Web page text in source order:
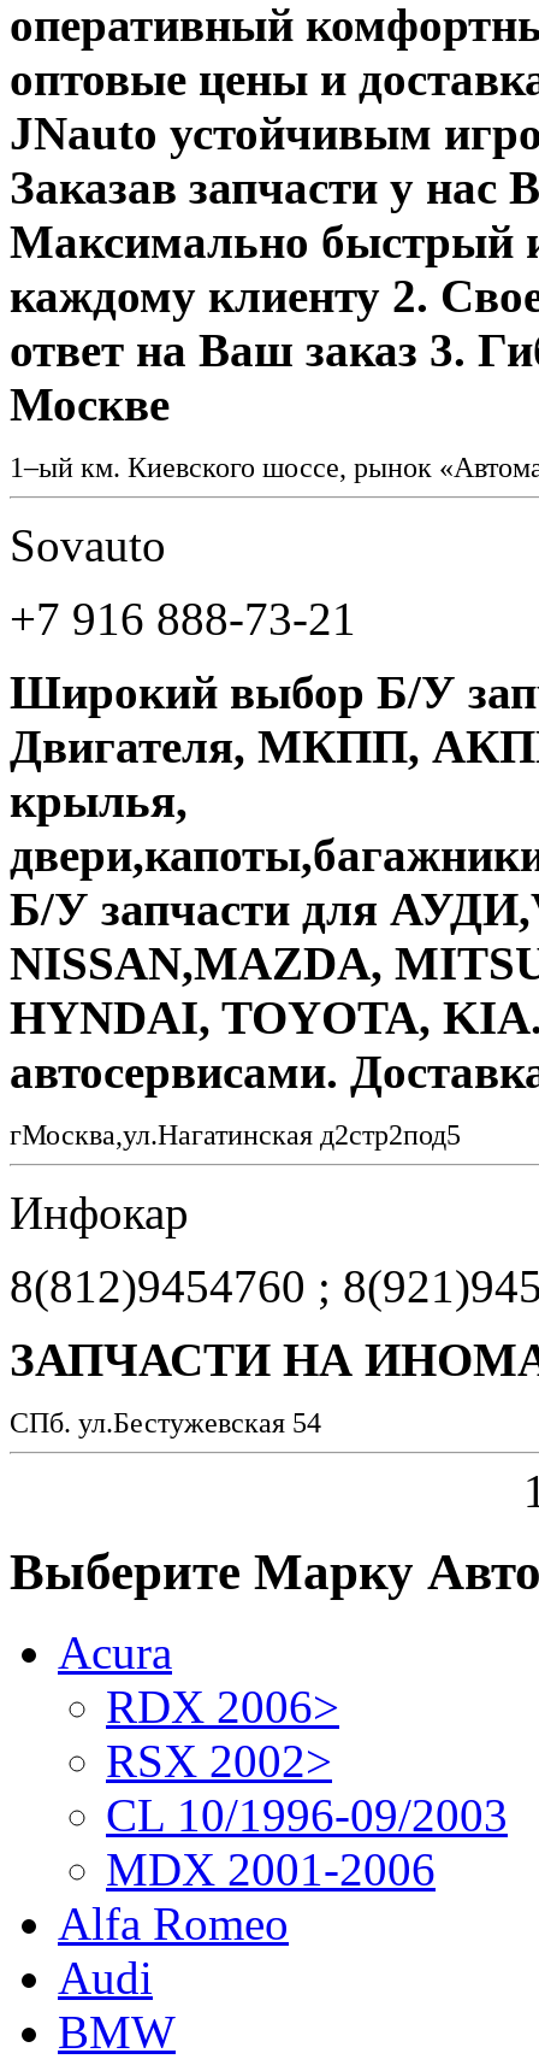
оперативный
оптовые цены и
JNauto устойчивым
Заказав запчасти у нас
Максимально быстрый
каждому клиенту 2.
ответ на Ваш заказ 3.
Москве
1–ый км. Киевского шоссе, рынок
Sovauto
+7 916 888-73-21
Широкий выбор Б/У
Двигателя, МКПП,
крылья,
Б/У запчасти для
NISSAN,MAZDA,
HYNDAI, TOYOTA,
автосервисами.
гМосква,ул.Нагатинская д2стр2под5
Инфокар
8(812)9454760 ;
ЗАПЧАСТИ НА
СПб. ул.Бестужевская 54
Выберите Марку
Acura
RDX 2006>
RSX 2002>
CL 10/1996-09/2003
MDX 2001-2006
Alfa Romeo
Audi
BMW